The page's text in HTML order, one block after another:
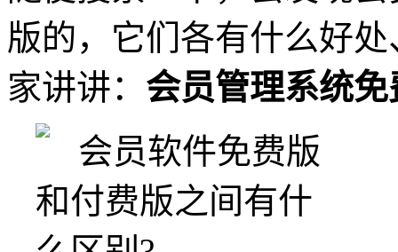
版的，它们各有什么好
家讲讲： 会员管理系统